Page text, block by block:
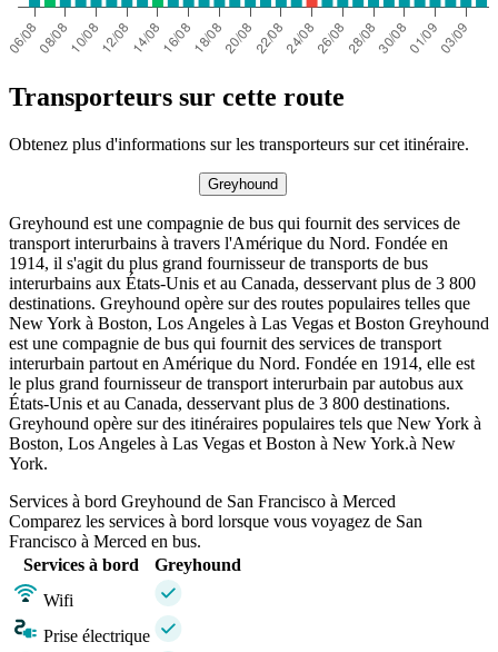
Transporteurs sur cette route
Obtenez plus d'informations sur les transporteurs sur cet itinéraire.
Greyhound
Greyhound est une compagnie de bus qui fournit des services de
transport interurbains à travers l'Amérique du Nord. Fondée en
1914, il s'agit du plus grand fournisseur de transports de bus
interurbains aux États-Unis et au Canada, desservant plus de 3 800
destinations. Greyhound opère sur des routes populaires telles que
New York à Boston, Los Angeles à Las Vegas et Boston Greyhound
est une compagnie de bus qui fournit des services de transport
interurbain partout en Amérique du Nord. Fondée en 1914, elle est
le plus grand fournisseur de transport interurbain par autobus aux
États-Unis et au Canada, desservant plus de 3 800 destinations.
Greyhound opère sur des itinéraires populaires tels que New York à
Boston, Los Angeles à Las Vegas et Boston à New York.à New
York.
Services à bord Greyhound de San Francisco à Merced
Comparez les services à bord lorsque vous voyagez de San
Francisco à Merced en bus.
Services à bord
Greyhound
Wifi
Prise électrique